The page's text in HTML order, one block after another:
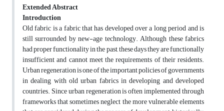
Extended Abstract
Introduction
Old fabric is a fabric that has developed over a long period and is
still surrounded by new-age technology. Although these fabrics
had proper functionality in the past, these days they are functionally
insufficient and cannot meet the requirements of their residents.
Urban regeneration is one of the important policies of governments
in dealing with old urban fabrics in developing and developed
countries. Since urban regeneration is often implemented through
frameworks that sometimes neglect the more vulnerable elements